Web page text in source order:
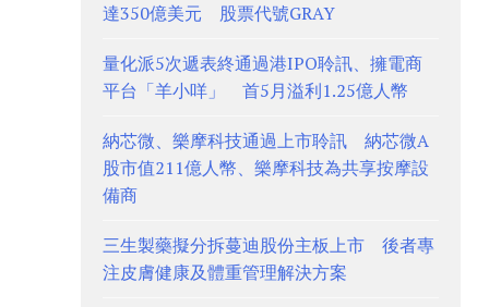
達350億美元 股票代號GRAY
量化派5次遞表終通過港IPO聆訊、擁電商
平台「羊小咩」 首5月溢利1.25億人幣
納芯微、樂摩科技通過上市聆訊 納芯微A
股市值211億人幣、樂摩科技為共享按摩設
備商
三生製藥擬分拆蔓迪股份主板上市 後者專
注皮膚健康及體重管理解決方案